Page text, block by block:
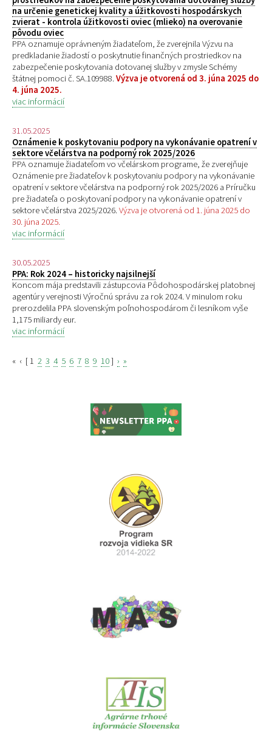
na určenie genetickej kvality a úžitkovosti hospodárskych
zvierat - kontrola úžitkovosti oviec (mlieko) na overovanie
pôvodu oviec
PPA oznamuje oprávneným žiadateľom, že zverejnila Výzvu na
predkladanie žiadostí o poskytnutie finančných prostriedkov na
zabezpečenie poskytovania dotovanej služby v zmysle Schémy
štátnej pomoci č. SA.109988.Výzva je otvorená od 3. júna 2025 do
4. júna 2025.
viac informácií
31.05.2025
Oznámenie k poskytovaniu podpory na vykonávanie opatrení v
sektore včelárstva na podporný rok 2025/2026
PPA oznamuje žiadateľom vo včelárskom programe, že zverejňuje
Oznámenie pre žiadateľov k poskytovaniu podpory na vykonávanie
opatrení v sektore včelárstva na podporný rok 2025/2026 a Príručku
pre žiadateľa o poskytovaní podpory na vykonávanie opatrení v
sektore včelárstva 2025/2026.Výzva je otvorená od 1. júna 2025 do
30. júna 2025.
viac informácií
30.05.2025
PPA: Rok 2024 – historicky najsilnejší
Koncom mája predstavili zástupcovia Pôdohospodárskej platobnej
agentúry verejnosti Výročnú správu za rok 2024. V minulom roku
prerozdelila PPA slovenským poľnohospodárom či lesníkom vyše
1,175 miliardy eur.
viac informácií
« ‹ [ 1 2 3 4 5 6 7 8 9 10] › »